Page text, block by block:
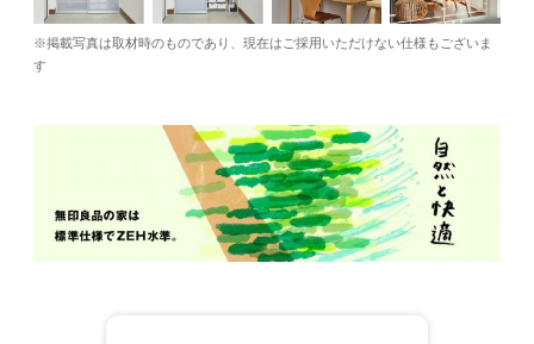
※掲載写真は取材時のものであり、現在はご採用いただけない仕様もございま
す